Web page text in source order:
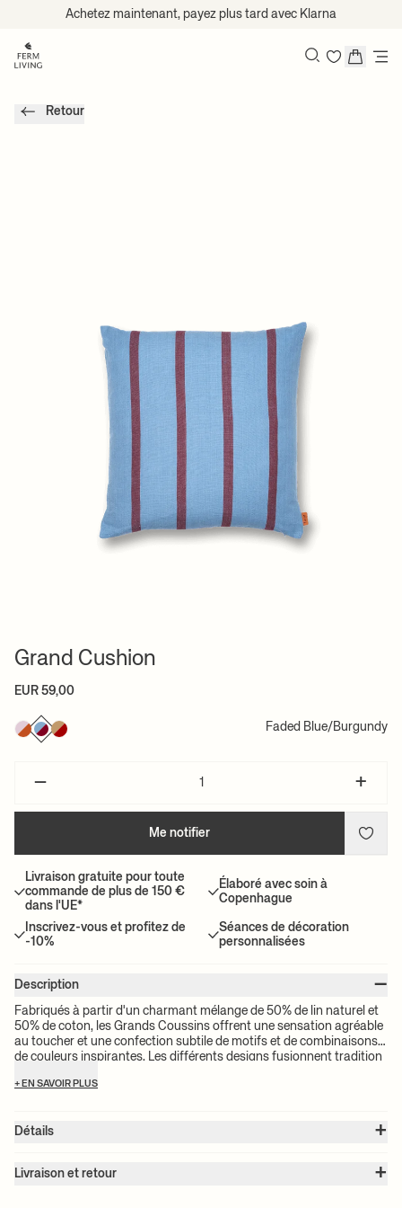
Passer au contenuAchetez maintenant, payez plus tard avec Klarna
Retour
Grand Cushion
EUR 59,00
Faded Blue/Burgundy
– +
Me notifier
Livraison gratuite pour toute
commande de plus de 150 €
dans l'UE*
Élaboré avec soin à
Copenhague
Inscrivez-vous et profitez de
-10%
Séances de décoration
personnalisées
Description –
Fabriqués à partir d'un charmant mélange de 50% de lin naturel et
50% de coton, les Grands Coussins offrent une sensation agréable
au toucher et une confection subtile de motifs et de combinaisons
de couleurs inspirantes. Les différents designs fusionnent tradition
à n'importe quelle ambiance ou configuration.
+ EN SAVOIR PLUS
Détails +
Couleur: Faded Blue
Livraison et retour +